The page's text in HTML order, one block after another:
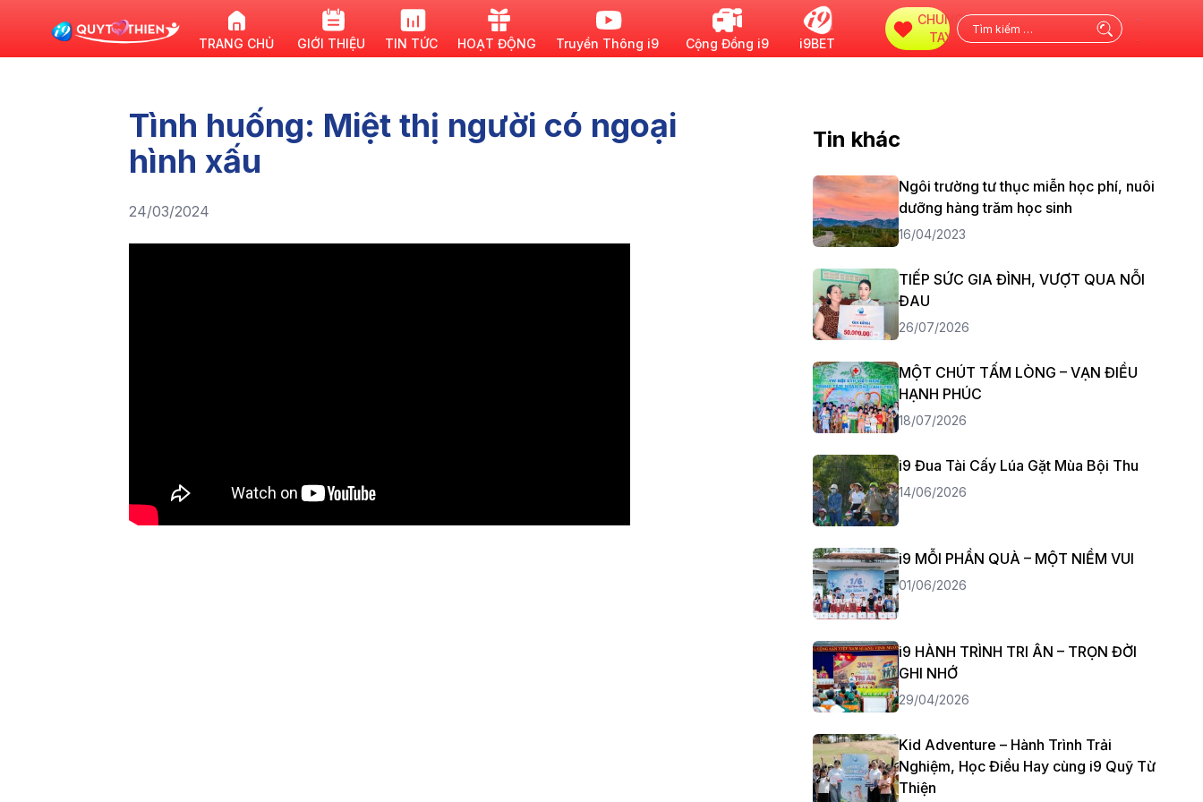
TRANG CHỦ GIỚI THIỆU TIN TỨC HOẠT ĐỘNG Truyền Thông i9 Cộng Đồng i9 i9BET
CHUNG
TAY
kiếm
Tình huống: Miệt thị người có ngoại
hình xấu
24/03/2024
Tin khác
Ngôi trường tư thục miễn học phí, nuôi
dưỡng hàng trăm học sinh
16/04/2023
TIẾP SỨC GIA ĐÌNH, VƯỢT QUA NỖI
ĐAU
26/07/2026
MỘT CHÚT TẤM LÒNG – VẠN ĐIỀU
HẠNH PHÚC
18/07/2026
i9 Đua Tài Cấy Lúa Gặt Mùa Bội Thu
14/06/2026
i9 MỖI PHẦN QUÀ – MỘT NIỀM VUI
01/06/2026
i9 HÀNH TRÌNH TRI ÂN – TRỌN ĐỜI
GHI NHỚ
29/04/2026
Kid Adventure – Hành Trình Trải
Nghiệm, Học Điều Hay cùng i9 Quỹ Từ
Thiện